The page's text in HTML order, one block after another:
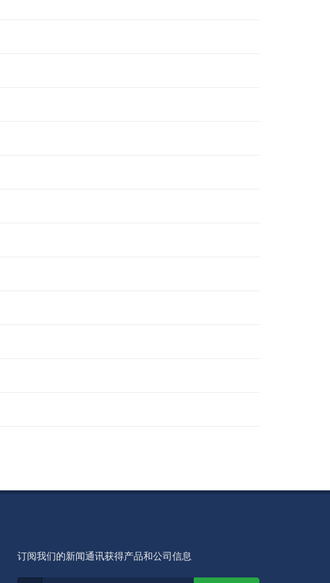
订阅我们的新闻通讯获得产品和公司信息